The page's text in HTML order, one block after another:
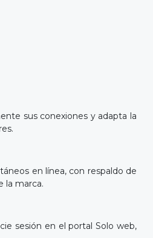
sus conexiones y adapta la
en línea, con respaldo de
la marca.
sesión en el portal Solo web,